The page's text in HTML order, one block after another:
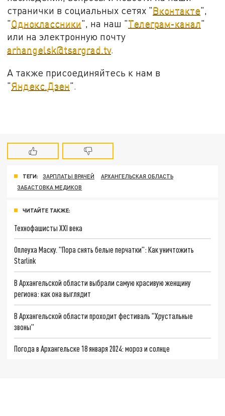
странички в социальных сетях "Вконтакте",
"Одноклассники", на наш "Телеграм-канал"
или на электронную почту
arhangelsk@tsargrad.tv.
А также присоединяйтесь к нам в
"Яндекс.Дзен".
ТЕГИ: ЗАРПЛАТЫ ВРАЧЕЙ
АРХАНГЕЛЬСКАЯ ОБЛАСТЬ
ЗАБАСТОВКА МЕДИКОВ
ЧИТАЙТЕ ТАКЖЕ:
Технофашисты XXI века
Оплеуха Маску. "Пора снять белые перчатки": Как уничтожить
Starlink
В Архангельской области выбрали самую красивую женщину
региона: как она выглядит
В Архангельской области проходит фестиваль "Хрустальные
звоны"
Погода в Архангельске 18 января 2024: мороз и солнце